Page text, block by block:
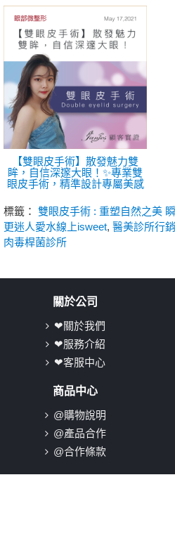
【雙眼皮手術】散發魅力雙
眸，自信深邃大眼！✨專業雙
眼皮手術，精準設計專屬美感
標籤： 雙眼皮手術 : 重塑自然之美
更迷人愛水線上isweet, 醫美診所行
肉毒桿菌診所
關於公司
❤關於我們
❤服務介紹
❤客服中心
商品中心
@購物說明
@產品合作
@合作條款